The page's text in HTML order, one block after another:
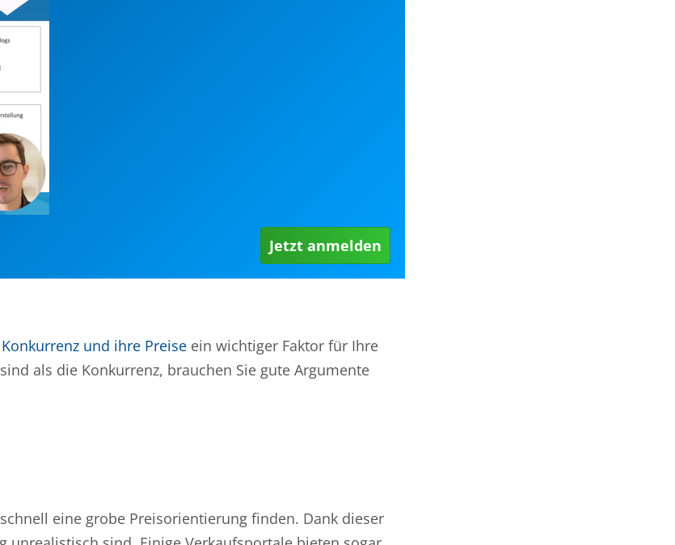
Jetzt anmelden
Konkurrenz und ihre Preise ein wichtiger Faktor für Ihre
als die Konkurrenz, brauchen Sie gute Argumente
eine grobe Preisorientierung finden. Dank dieser